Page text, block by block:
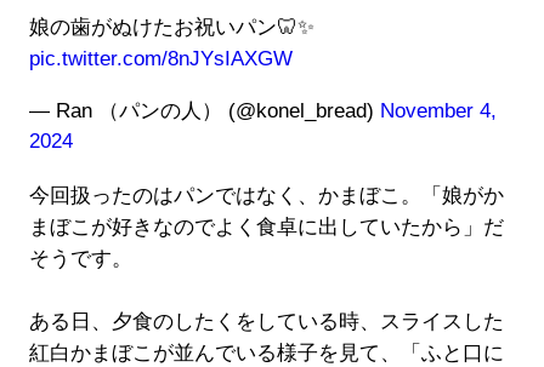
娘の歯がぬけたお祝いパン🦷✨
pic.twitter.com/8nJYsIAXGW
— Ran （パンの人） (@konel_bread) November 4,
2024
今回扱ったのはパンではなく、かまぼこ。「娘がか
まぼこが好きなのでよく食卓に出していたから」だ
そうです。
ある日、夕食のしたくをしている時、スライスした
紅白かまぼこが並んでいる様子を見て、「ふと口に